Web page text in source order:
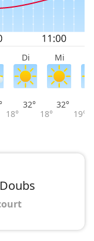
Di Mi
18°
32°
18°
32°
19°